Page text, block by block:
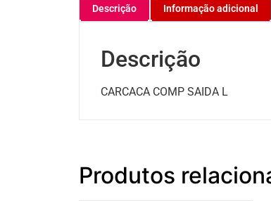
Descrição Informação adicional
Descrição
CARCACA COMP SAIDA L
Produtos